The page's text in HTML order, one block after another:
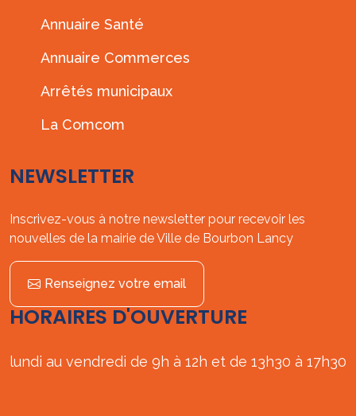
Annuaire Santé
Annuaire Commerces
Arrêtés municipaux
La Comcom
NEWSLETTER
Inscrivez-vous à notre newsletter pour recevoir les
nouvelles de la mairie de Ville de Bourbon Lancy
Renseignez votre email
HORAIRES D'OUVERTURE
lundi au vendredi de 9h à 12h et de 13h30 à 17h30